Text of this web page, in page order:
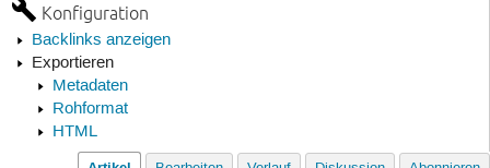
Konfiguration
Backlinks anzeigen
Exportieren
Metadaten
Rohformat
HTML